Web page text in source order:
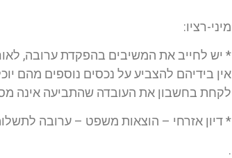
מיני-רציו:
* יש לחייב את המשיבים בהפקדת ערובה,
אין בידיהם להצביע על נכסים נוספים מהם
לקחת בחשבון את העובדה שהתביעה אינה
* דיון אזרחי – הוצאות משפט – ערובה
.